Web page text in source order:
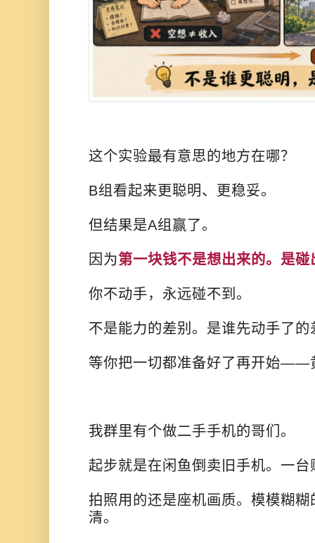
这个实验最有意思的地方在哪？
B组看起来更聪明、更稳妥。
但结果是A组赢了。
因为第一块钱不是想出来的。是碰
你不动手，永远碰不到。
不是能力的差别。是谁先动手了的
等你把一切都准备好了再开始——
我群里有个做二手手机的哥们。
起步就是在闲鱼倒卖旧手机。一台
拍照用的还是座机画质。模模糊
清。